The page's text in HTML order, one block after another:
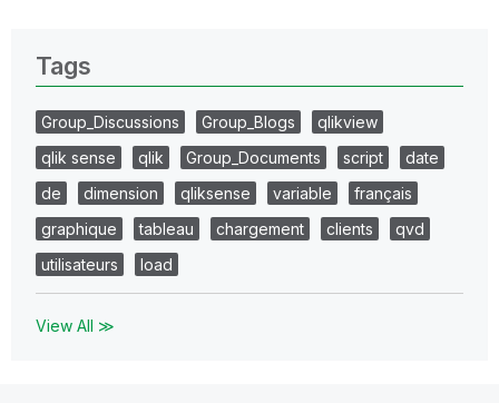
Tags
Group_Discussions Group_Blogs
qlikview
qlik sense
qlik Group_Documents script
date
de
dimension qliksense variable
français
graphique
tableau chargement clients
qvd
utilisateurs
load
View All ≫